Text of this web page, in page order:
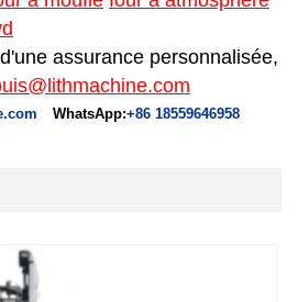
assurance personnalisée,
WhatsApp:+86 18559646958